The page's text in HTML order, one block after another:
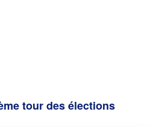
tour des élections